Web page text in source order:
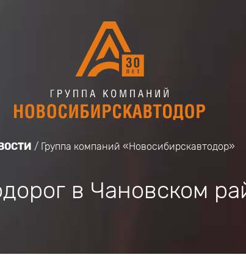
Группа компаний «Новосибирскавтодор»
в Чановском